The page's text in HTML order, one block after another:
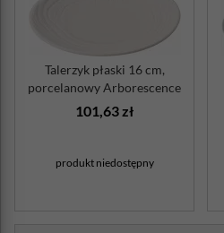
Talerzyk płaski 16 cm,
porcelanowy Arborescence
Revol koś...
101,63 zł
produkt niedostępny